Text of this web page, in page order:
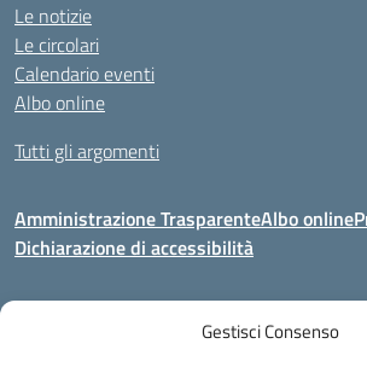
Gestisci Consenso
Le notizie
Le circolari
Calendario eventi
Albo online
Tutti gli argomenti
Amministrazione TrasparenteAlbo online
Dichiarazione di accessibilità
Via Corridoni 34/36 Milano